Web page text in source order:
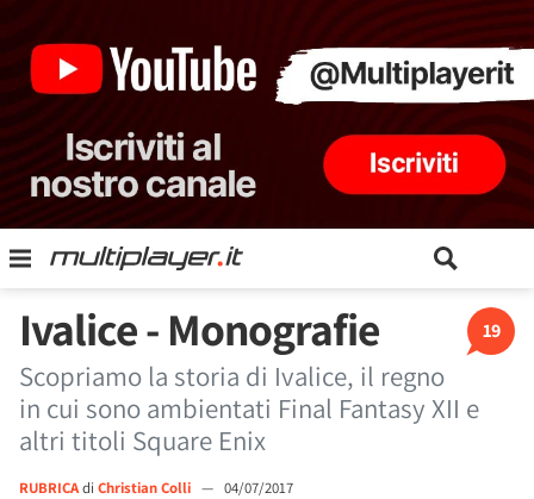
19
Ivalice - Monografie
Scopriamo la storia di Ivalice, il regno
in cui sono ambientati Final Fantasy XII e
altri titoli Square Enix
RUBRICAdi Christian Colli — 04/07/2017